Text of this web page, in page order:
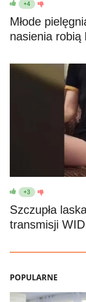
+4
Młode
nasienia robią
+3
Szczupła
transmisji
POPULARNE